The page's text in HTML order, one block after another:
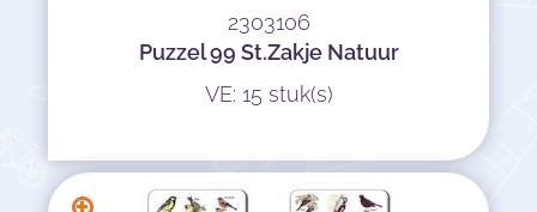
2303106
Puzzel 99 St.Zakje Natuur
VE: 15 stuk(s)